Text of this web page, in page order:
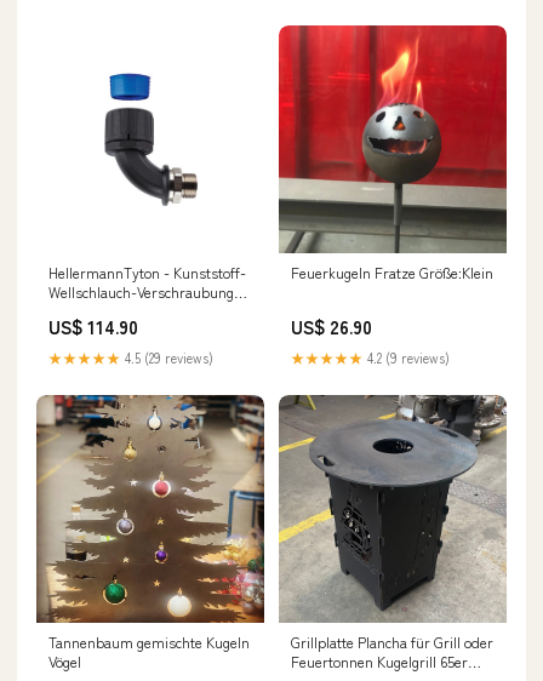
HellermannTyton - Kunststoff-
Wellschlauch-Verschraubung
23110(10) dreh. Außengewinde
− 10 Stück Samsung
US$ 114.90
★★★★★ 4.5 (29 reviews)
Feuerkugeln Fratze Größe:Klein
US$ 26.90
★★★★★ 4.2 (9 reviews)
Tannenbaum gemischte Kugeln
Vögel
Grillplatte Plancha für Grill oder
Feuertonnen Kugelgrill 65er